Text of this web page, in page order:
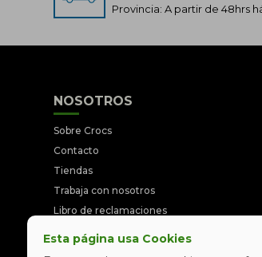
Esta página usa Cookies
Provincia: A partir de 48hrs
NOSOTROS
Sobre Crocs
Contacto
Tiendas
Trabaja con nosotros
Libro de reclamaciones